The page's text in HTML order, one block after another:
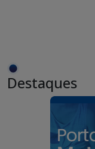
Destaques